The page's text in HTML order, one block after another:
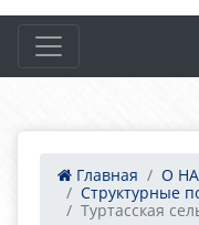
Главная О
Структурные
Туртасская